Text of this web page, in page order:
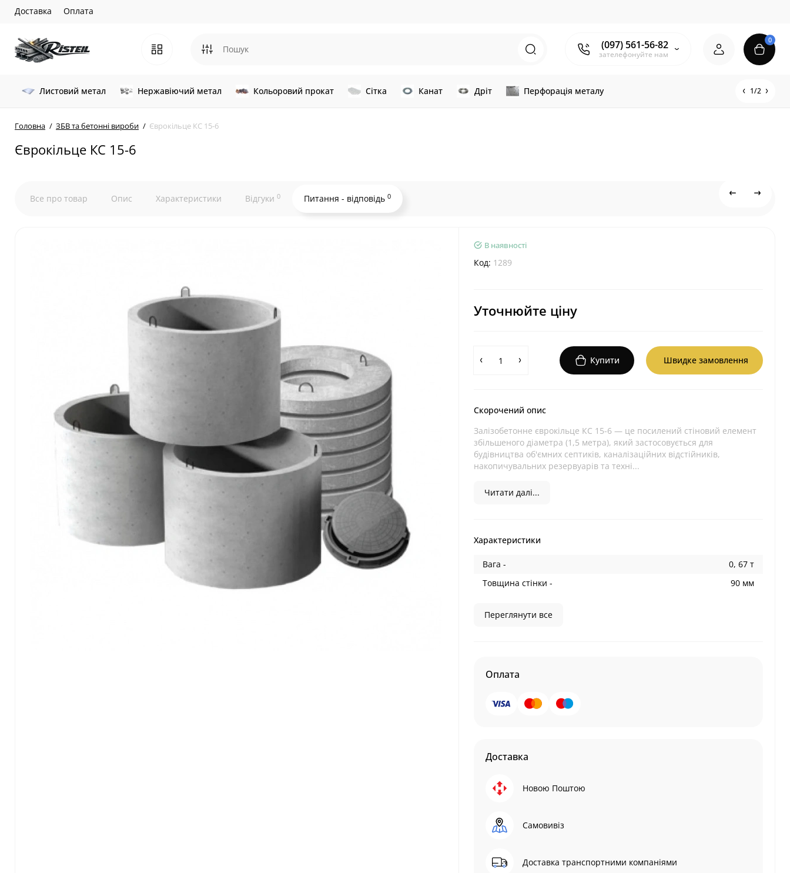
Доставка Оплата
(097) 561-56-82
зателефонуйте нам
0
Листовий метал Нержавіючий метал Кольоровий прокат Сітка Канат Дріт Перфорація металу 1/2
Головна ЗБВ та бетонні вироби Єврокільце КС 15-6
Єврокільце КС 15-6
Все про товар Опис Характеристики Відгуки 0 Питання - відповідь 0
В наявності
Код: 1289
Уточнюйте ціну
Купити Швидке замовлення
Скорочений опис
Залізобетонне єврокільце КС 15-6 — це посилений стіновий елемент
збільшеного діаметра (1,5 метра), який застосовується для
будівництва об'ємних септиків, каналізаційних відстійників,
накопичувальних резервуарів та техні...
Читати далі...
Характеристики
Вага -
0, 67 т
Товщина стінки -
90 мм
Переглянути все
Оплата
Доставка
Новою Поштою
Самовивіз
Доставка транспортними компаніями